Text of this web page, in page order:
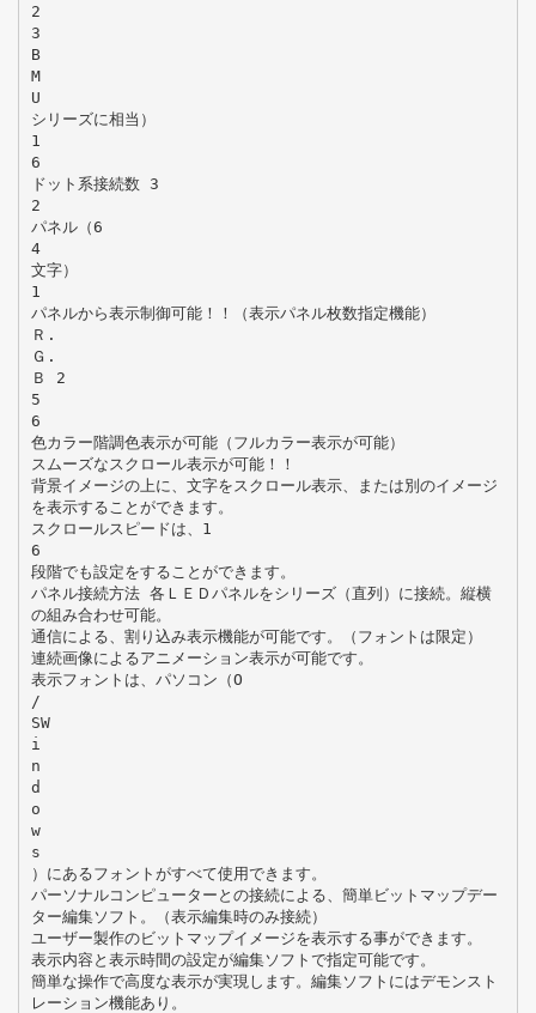
2
3
B
M
U
シリーズに相当）
1
6
ドット系接続数 3
2
パネル（6
4
文字）
1
パネルから表示制御可能！！（表示パネル枚数指定機能）
Ｒ.
Ｇ.
Ｂ 2
5
6
色カラー階調色表示が可能（フルカラー表示が可能）
スムーズなスクロール表示が可能！！
背景イメージの上に、文字をスクロール表示、または別のイメージ
を表示することができます。
スクロールスピードは、1
6
段階でも設定をすることができます。
パネル接続方法 各ＬＥＤパネルをシリーズ（直列）に接続。縦横
の組み合わせ可能。
通信による、割り込み表示機能が可能です。（フォントは限定）
連続画像によるアニメーション表示が可能です。
表示フォントは、パソコン（O
/
SW
i
n
d
o
w
s
）にあるフォントがすべて使用できます。
パーソナルコンピューターとの接続による、簡単ビットマップデー
ター編集ソフト。（表示編集時のみ接続）
ユーザー製作のビットマップイメージを表示する事ができます。
表示内容と表示時間の設定が編集ソフトで指定可能です。
簡単な操作で高度な表示が実現します。編集ソフトにはデモンスト
レーション機能あり。